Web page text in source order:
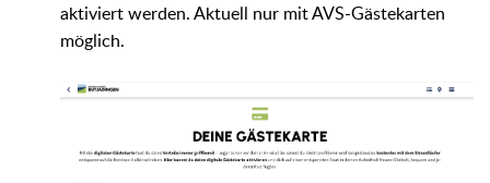
aktiviert werden. Aktuell nur mit AVS-Gästekarten
möglich.